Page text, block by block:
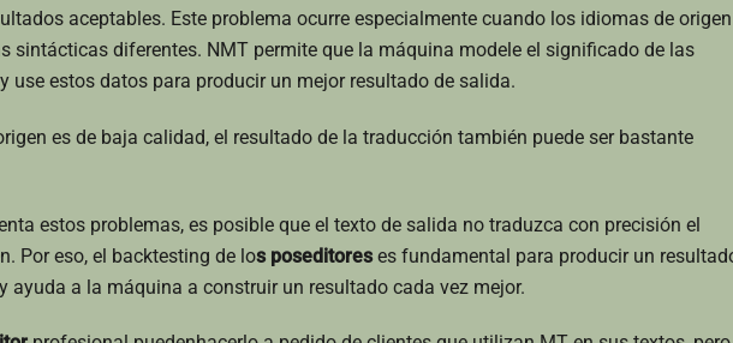
aceptables. Este problema ocurre especialmente cuando los idiomas de
sintácticas diferentes. NMT permite que la máquina modele el significado de las
use estos datos para producir un mejor resultado de salida.
es de baja calidad, el resultado de la traducción también puede ser bastante
estos problemas, es posible que el texto de salida no traduzca con precisión el
Por eso, el backtesting de los poseditoreses fundamental para producir un
ayuda a la máquina a construir un resultado cada vez mejor.